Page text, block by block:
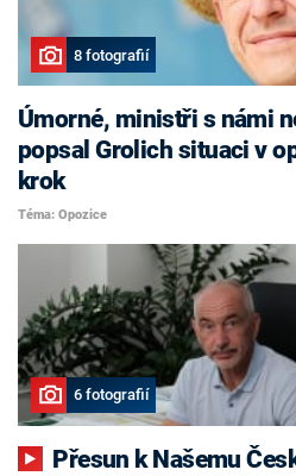
8 fotografií
Úmorné, ministři s námi
popsal Grolich situaci v
krok
Téma: Opozice
6 fotografií